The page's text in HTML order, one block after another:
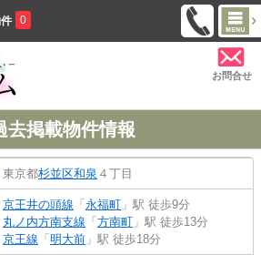
0
お問合せ
去掲載物件情報
東京都杉並区和泉 ４丁目
京王井の頭線 「永福町 」駅 徒歩9分
丸ノ内方南支線 「方南町 」駅 徒歩13分
京王線 「明大前 」駅 徒歩18分